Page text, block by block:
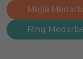
Mejla
Ring
Mejla Patrik